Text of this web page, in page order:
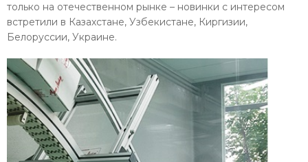
только на отечественном рынке – новинки с интересом
встретили в Казахстане, Узбекистане, Киргизии,
Белоруссии, Украине.